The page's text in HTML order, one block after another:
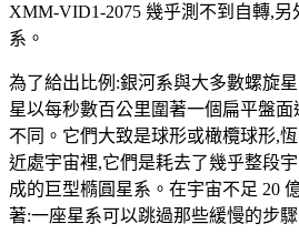
XMM-VID1-2075 幾乎測不到自轉,
系。
為了給出比例:銀河系與大多數螺旋
星以每秒數百公里圍著一個扁平盤
不同。它們大致是球形或橄欖球形,
近處宇宙裡,它們是耗去了幾乎整段
成的巨型橢圓星系。在宇宙不足 20
著:一座星系可以跳過那些緩慢的步驟